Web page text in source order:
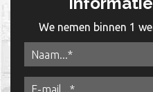
We nemen binnen 1